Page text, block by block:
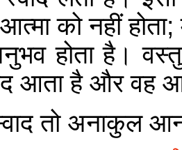
को नहीं
होता है।
आता है और वह
तो अनाकुल